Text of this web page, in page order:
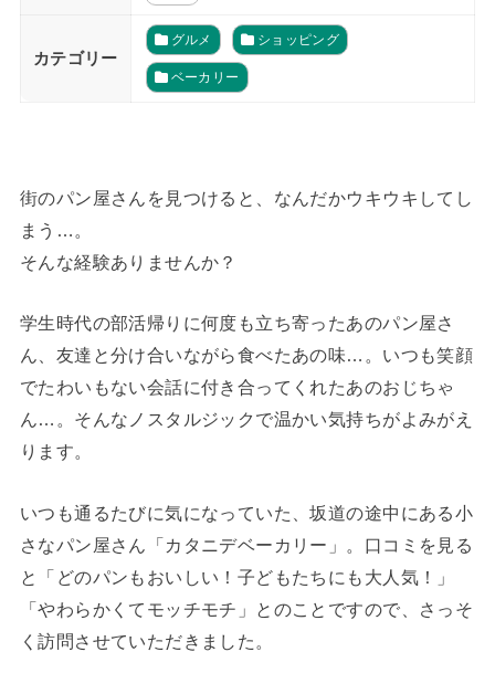
カテゴリー
グルメ ショッピング
ベーカリー
街のパン屋さんを見つけると、なんだかウキウキしてし
まう…。
そんな経験ありませんか？
学生時代の部活帰りに何度も立ち寄ったあのパン屋さ
ん、友達と分け合いながら食べたあの味…。いつも笑顔
でたわいもない会話に付き合ってくれたあのおじちゃ
ん…。そんなノスタルジックで温かい気持ちがよみがえ
ります。
いつも通るたびに気になっていた、坂道の途中にある小
さなパン屋さん「カタニデベーカリー」。口コミを見る
と「どのパンもおいしい！子どもたちにも大人気！」
「やわらかくてモッチモチ」とのことですので、さっそ
く訪問させていただきました。